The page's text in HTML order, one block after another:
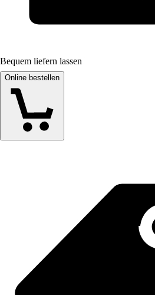
Bequem liefern lassen
Online bestellen